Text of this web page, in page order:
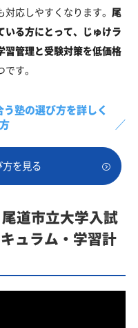
応しやすくなります。 尾
いる方にとって、じゅけラ
習管理と受験対策を低価格
す。
う塾の選び方を詳しく
を見る
道市立大学入試
ュラム・学習計